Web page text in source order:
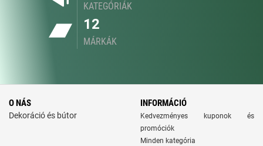
KATEGÓRIÁK
12
MÁRKÁK
O NÁS
Dekoráció és bútor
INFORMÁCIÓ
Kedvezményes kuponok és
promóciók
Minden kategória